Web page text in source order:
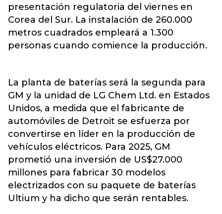
presentación regulatoria del viernes en
Corea del Sur. La instalación de 260.000
metros cuadrados empleará a 1.300
personas cuando comience la producción.
La planta de baterías será la segunda para
GM y la unidad de LG Chem Ltd. en Estados
Unidos, a medida que el fabricante de
automóviles de Detroit se esfuerza por
convertirse en líder en la producción de
vehículos eléctricos. Para 2025, GM
prometió una inversión de US$27.000
millones para fabricar 30 modelos
electrizados con su paquete de baterías
Ultium y ha dicho que serán rentables.